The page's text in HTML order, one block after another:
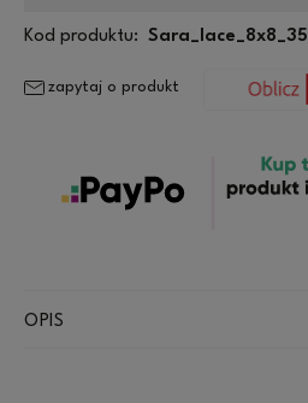
Kod produktu: Sara_lace_8x8_35
zapytaj o produkt
OPIS